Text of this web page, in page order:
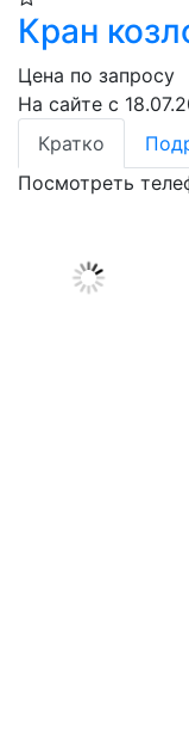
Кран
Цена по запросу
На сайте с
Кратко
Посмотреть